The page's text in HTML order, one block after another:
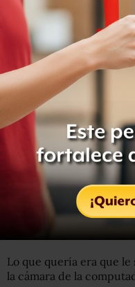
que estuviera ‘mal'”.
Pero Zed no formada
“Dijo que se sintió feliz
me lo tenía merecido”
Le dijo que publicaría
donde Zed tiene más de
explícitas.
“Le ofrecí dinero. Le
‘No me hables de
Lo que quería era que
la cámara de la